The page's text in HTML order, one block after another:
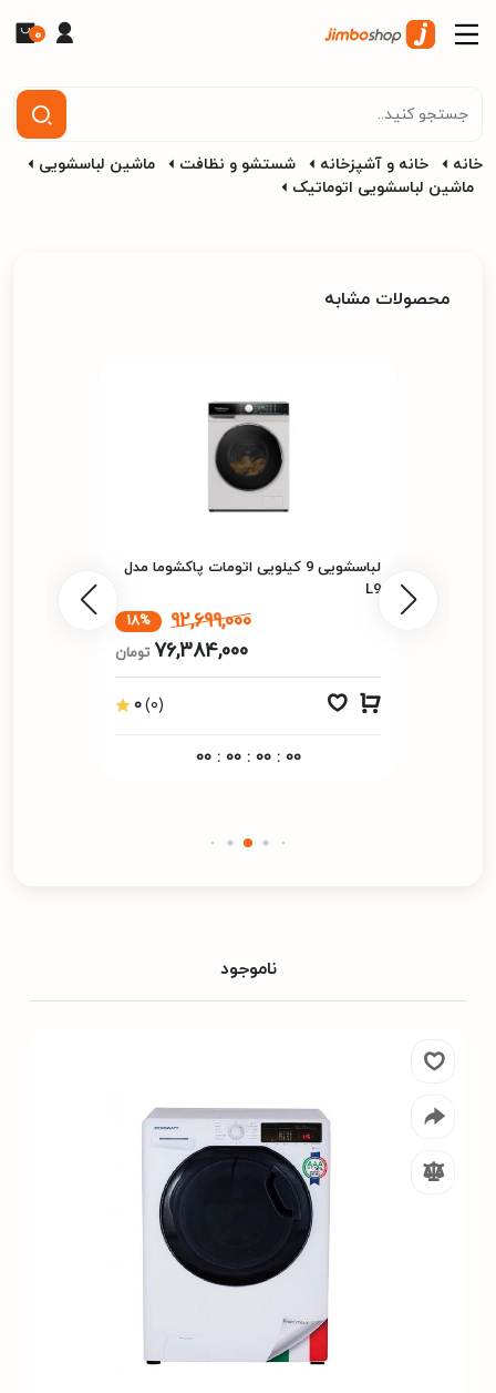
0
خانه خانه و آشپزخانه شستشو و نظافت
ماشین لباسشویی
ماشین لباسشویی اتوماتیک
محصولات مشابه
لباسشویی 9 کیلویی اتومات پاکشوما مدل
L9
92,699,000
18%
76,384,000 تومان
0(0)
00 : 00 : 00 : 00
ناموجود